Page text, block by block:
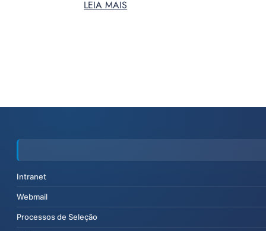
LEIA MAIS
Intranet
Webmail
Processos de Seleção